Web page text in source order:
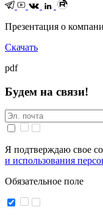
Презентация о
Скачать
pdf
Будем на связи!
Я подтверждаю свое
и использования
Обязательное поле